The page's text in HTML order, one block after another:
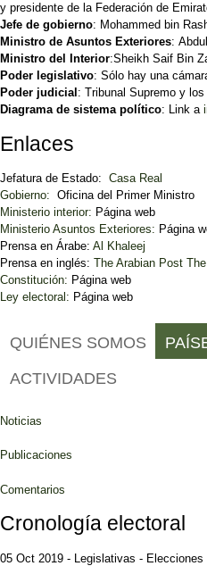
y presidente de la Federación de
Jefe de gobierno: Mohammed bin
Ministro de Asuntos Exteriores:
Ministro del Interior:Sheikh Saif Bin
Poder legislativo: Sólo hay una
Poder judicial : Tribunal Supremo y
Diagrama de sistema político: Link a
Enlaces
Jefatura de Estado: Casa Real
Gobierno: Oficina del Primer Ministro
Ministerio interior: Página web
Ministerio Asuntos Exteriores: Página
Prensa en Árabe: Al Khaleej
Prensa en inglés: The Arabian Post
Constitución: Página web
Ley electoral: Página web
QUIÉNES SOMOS
ACTIVIDADES
Noticias
Publicaciones
Comentarios
Cronología electoral
05 Oct 2019 - Legislativas -